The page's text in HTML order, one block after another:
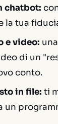
chatbot:
la tua
e video:
di un
conto.
in file: ti
un